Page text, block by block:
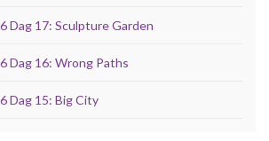
Dag 17: Sculpture Garden
Dag 16: Wrong Paths
Dag 15: Big City